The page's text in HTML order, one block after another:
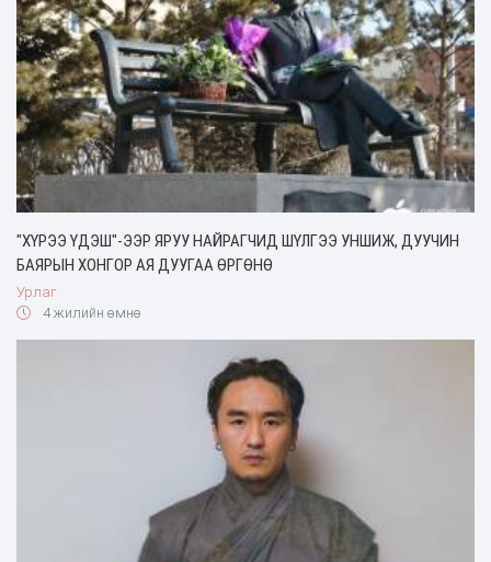
"ХҮРЭЭ ҮДЭШ"-ЭЭР ЯРУУ НАЙРАГЧИД ШҮЛГЭЭ УНШИЖ, ДУУЧИН
БАЯРЫН ХОНГОР АЯ ДУУГАА ӨРГӨНӨ
Урлаг
4 жилийн өмнө